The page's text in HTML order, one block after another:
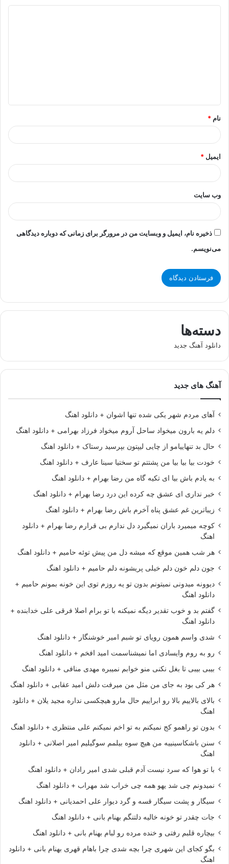
*
نام *
ایمیل *
وب‌ سایت
ذخیره نام، ایمیل و وبسایت من در مرورگر برای زمانی که دوباره دیدگاهی
می‌نویسم.
دسته‌ها
دانلود آهنگ جدید
آهنگ های جدید
آهای مردم شهر یکی شده تنها اشوان + دانلود اهنگ
دلم یه بارون میخواد ساحل آروم میخواد فرزاد بهرامی + دانلود اهنگ
حال بد تنهاییامو از چایی لیپتون بپرسید رستاک + دانلود اهنگ
خودت بیا بیا بیا من پشتتم تو سختیا سینا عارف + دانلود اهنگ
به یادم باش بیا ای تکیه گاه من رضا بهرام + دانلود اهنگ
خبر نداری ای عشق چه کرده این درد رضا بهرام + دانلود اهنگ
زیباترین غم عشق پناه آخرم باش رضا بهرام + دانلود اهنگ
کوچه میمیرد باران نمیگیرد دل ندارم بی قرارم رضا بهرام + دانلود
اهنگ
هر شب همین موقع که میشه دل من پیش توئه حامیم + دانلود اهنگ
جون دلم خون دلم خیلی پریشونه دلم حامیم + دانلود اهنگ
دیوونه میدونی نمیتونم بدون تو یه روزم توی این خونه بمونم حامیم +
دانلود اهنگ
گفتم بد و خوب تقدیر دیگه نمیکنه با تو برام اصلا فرقی علی خدابنده +
دانلود اهنگ
شدی واسم همون رویای تو شبم امیر خوشنگار + دانلود اهنگ
رو به روم وایسادی اما نمیشناسمت امید افخم + دانلود اهنگ
بیبی بیبی تا بغل نکنی منو خوابم نمیبره مهدی منافی + دانلود اهنگ
هر کی بود به جای من مثل من میرفت دلش امید عقابی + دانلود اهنگ
بالای بالاییم بالا رو ابراییم حال مارو هیچکسی نداره مجید یلان + دانلود
اهنگ
بدون تو راهمو کج نمیکنم به تو اخم نمیکنم علی منتظری + دانلود اهنگ
سنن باشکاسینییه من هیچ سوه بیلمم سوگیلیم امیر اصلانی + دانلود
اهنگ
با تو هوا که سرد نیست آدم قبلی شدی امیر رادان + دانلود اهنگ
نمیدونم چی شد یهو همه چی خراب شد مهراب + دانلود اهنگ
سیگار و پشت سیگار قسه و گرد دیوار علی احمدیانی + دانلود اهنگ
جات چقدر تو خونه خالیه دلتنگم بهنام بانی + دانلود اهنگ
بیچاره قلبم رفتی و خنده مرده رو لبام بهنام بانی + دانلود اهنگ
بگو کجای این شهری چرا بچه شدی چرا باهام قهری بهنام بانی + دانلود
اهنگ